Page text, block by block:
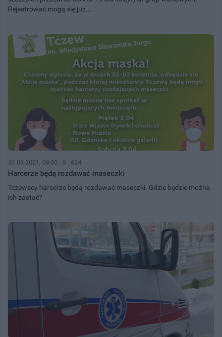
Rejestrować mogą się już...
31.03.2021, 08:00 8 624
Harcerze będą rozdawać maseczki
Tczewscy harcerze będą rozdawać maseczki. Gdzie będzie można
ich zastać?